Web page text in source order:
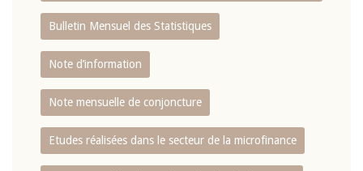
Bulletin Mensuel des Statistiques
Note d’information
Note mensuelle de conjoncture
Etudes réalisées dans le secteur de la microfinance